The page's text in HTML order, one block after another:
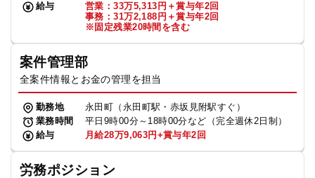
給与
営業：33万5,313円＋賞与年2回
事務：31万2,188円＋賞与年2回
※固定残業20時間を含む
案件管理部
全案件情報とお金の管理を担当
勤務地
永田町（永田町駅・赤坂見附駅すぐ）
業務時間
平日9時00分～18時00分など（完全週休2日制）
給与
月給28万9,063円+賞与年2回
労務ポジション